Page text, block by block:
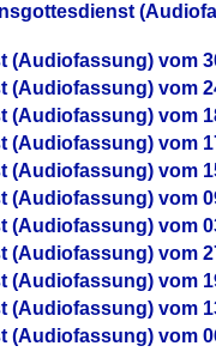
(Audiofassung) vom
(Audiofassung) vom
(Audiofassung) vom
(Audiofassung) vom
(Audiofassung) vom
(Audiofassung) vom
(Audiofassung) vom
(Audiofassung) vom
(Audiofassung) vom
(Audiofassung) vom
(Audiofassung) vom